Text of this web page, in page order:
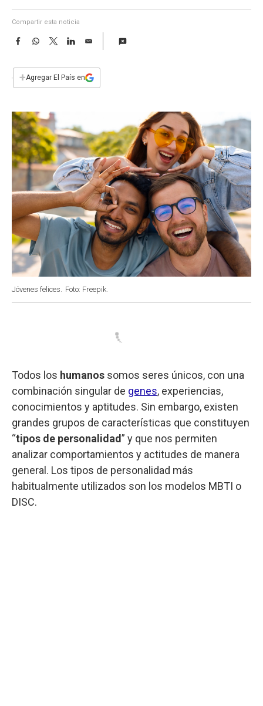
Compartir esta noticia
F
e
b
k
W
s
p
T
w
t
L
E
i
l
+Agregar El País en
Jóvenes felices. Foto: Freepik.
Todos los humanos somos seres únicos, con una
combinación singular de genes, experiencias,
conocimientos y aptitudes. Sin embargo, existen
grandes grupos de características que constituyen
“tipos de personalidad” y que nos permiten
analizar comportamientos y actitudes de manera
general. Los tipos de personalidad más
habitualmente utilizados son los modelos MBTI o
DISC.